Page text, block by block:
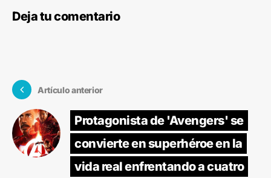
Deja tu comentario
Artículo anterior
Protagonista de 'Avengers' se
convierte en superhéroe en la
vida real enfrentando a cuatro